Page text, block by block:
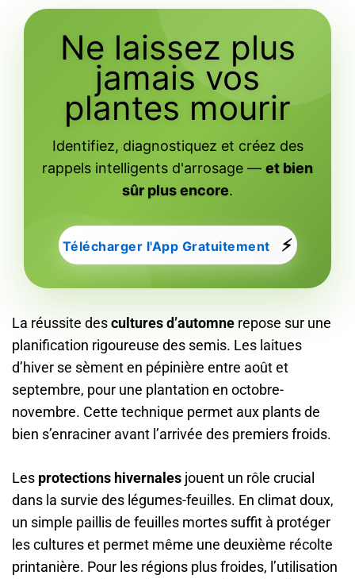
Ne laissez plus
jamais vos
plantes mourir
Identifiez, diagnostiquez et créez des
rappels intelligents d'arrosage — et bien
sûr plus encore.
Télécharger l'App Gratuitement ⚡
La réussite descultures d’automne repose sur une
planification rigoureuse des semis. Les laitues
d’hiver se sèment en pépinière entre août et
septembre, pour une plantation en octobre-
novembre. Cette technique permet aux plants de
bien s’enraciner avant l’arrivée des premiers froids.
Les protections hivernales jouent un rôle crucial
dans la survie des légumes-feuilles. En climat doux,
un simple paillis de feuilles mortes suffit à protéger
les cultures et permet même une deuxième récolte
printanière. Pour les régions plus froides, l’utilisation